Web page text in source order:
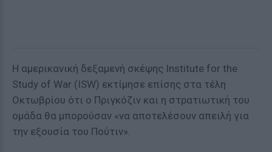
Η αμερικανική δεξαμενή σκέψης Institute for the
Study of War (ISW) εκτίμησε επίσης στα τέλη
Οκτωβρίου ότι ο Πριγκόζιν και η στρατιωτική του
ομάδα θα μπορούσαν «να αποτελέσουν απειλή για
την εξουσία του Πούτιν».